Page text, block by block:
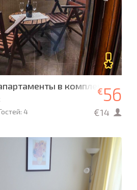
в комплексе Sun
4
€56
€14